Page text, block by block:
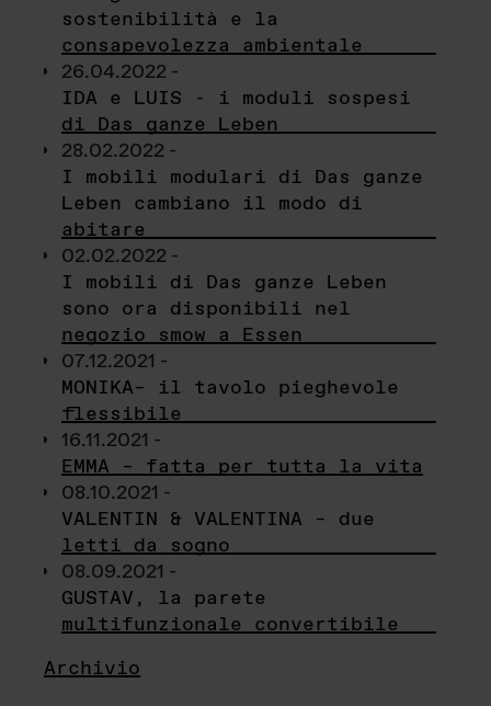
sostenibilità e la
consapevolezza ambientale
26.04.2022 -
IDA e LUIS - i moduli sospesi
di Das ganze Leben
28.02.2022 -
I mobili modulari di Das ganze
Leben cambiano il modo di
abitare
02.02.2022 -
I mobili di Das ganze Leben
sono ora disponibili nel
negozio smow a Essen
07.12.2021 -
MONIKA– il tavolo pieghevole
flessibile
16.11.2021 -
EMMA – fatta per tutta la vita
08.10.2021 -
VALENTIN & VALENTINA – due
letti da sogno
08.09.2021 -
GUSTAV, la parete
multifunzionale convertibile
Archivio